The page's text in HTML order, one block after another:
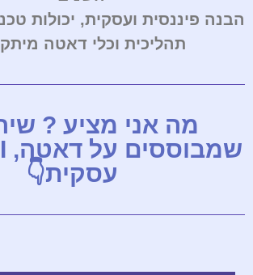
הבנה פיננסית ועסקית, יכולות
תהליכית וכלי דאטה
מה אני מציע ?
עסקית👇